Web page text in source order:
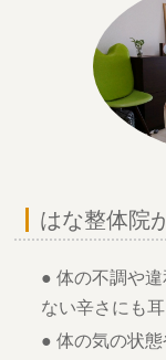
はな整体
● 体の不調や
ない辛さにも
● 体の気の状